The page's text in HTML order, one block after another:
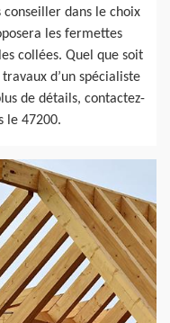
conseiller dans le choix
les fermettes
collées. Quel que soit
d’un spécialiste
de détails, contactez-
le 47200.